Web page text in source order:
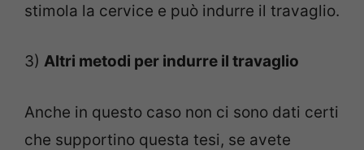
stimola la cervice e può indurre il travaglio.
3) Altri metodi per indurre il travaglio
Anche in questo caso non ci sono dati certi
che supportino questa tesi, se avete